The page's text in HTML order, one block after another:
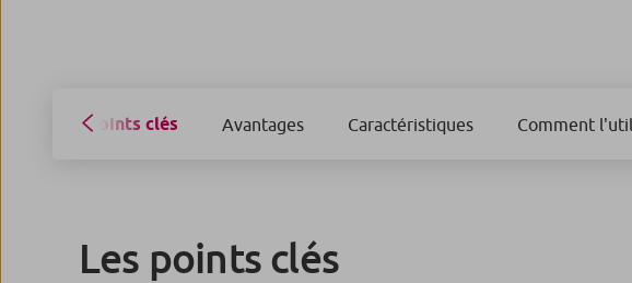
Points clés Avantages Caractéristiques Comment
Les points clés